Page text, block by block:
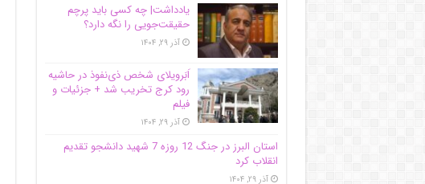
یادداشت| ‌چه کسی باید پرچم
حقیقت‌جویی را نگه دارد؟
آذر ۲۹, ۱۴۰۴
اَبَر‌ویلای شخص ذی‌نفوذ در حاشیه‌
رود کرج تخریب شد + جزئیات و
فیلم
آذر ۲۹, ۱۴۰۴
استان البرز در جنگ 12 روزه 7 شهید دانشجو تقدیم
انقلاب کرد
آذر ۲۹, ۱۴۰۴